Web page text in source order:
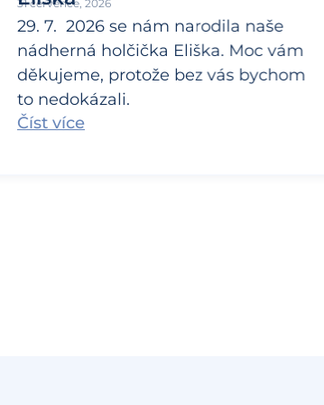
31 července, 2026
29. 7. 2026 se nám narodila naše
nádherná holčička Eliška. Moc vám
děkujeme, protože bez vás bychom
to nedokázali.
Číst více